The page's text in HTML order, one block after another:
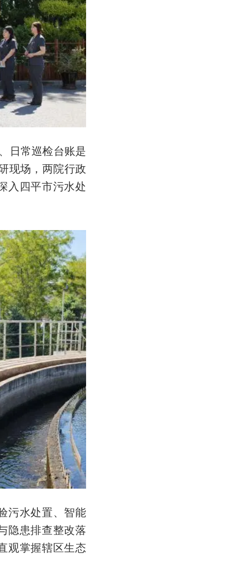
日常巡检台账是
现场，两院行政
入四平市污水处
污水处置、智能
隐患排查整改落
观掌握辖区生态